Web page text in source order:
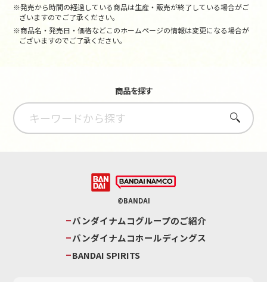
※発売から時間の経過している商品は生産・販売が終了している場合がご
ざいますのでご了承ください。
※商品名・発売日・価格などこのホームページの情報は変更になる場合が
ございますのでご了承ください。
商品を探す
さがす
©BANDAI
バンダイナムコグループのご紹介
バンダイナムコホールディングス
BANDAI SPIRITS